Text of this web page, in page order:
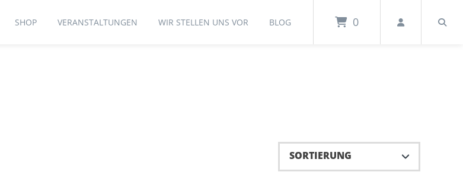
SHOP VERANSTALTUNGEN WIR STELLEN UNS VOR BLOG 0